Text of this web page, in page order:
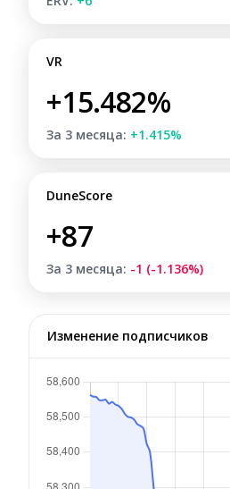
VR
+15.482%
За 3 месяца: +1.415%
DuneScore
+87
За 3 месяца: -1 (-1.136%)
Изменение подписчиков